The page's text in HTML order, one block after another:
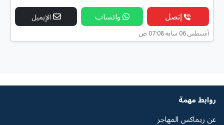
إتصل واتساب الإيميل
أغسطس 06 ساعه 07:08 ص
روابط مهمة
عن ريماكس المهاجر